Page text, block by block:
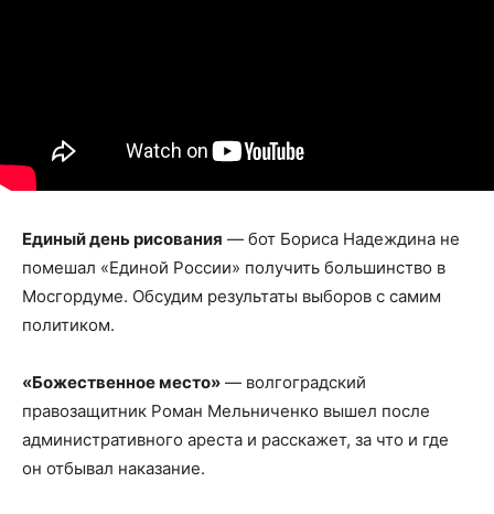
Единый день рисования — бот Бориса Надеждина не
помешал «Единой России» получить большинство в
Мосгордуме. Обсудим результаты выборов с самим
политиком.
«Божественное место» — волгоградский
правозащитник Роман Мельниченко вышел после
административного ареста и расскажет, за что и где
он отбывал наказание.